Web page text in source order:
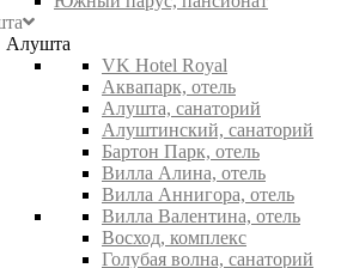
Алушта
VK Hotel Royal
Аквапарк, отель
Алушта, санаторий
Алуштинский, санаторий
Бартон Парк, отель
Вилла Алина, отель
Вилла Аннигора, отель
Вилла Валентина, отель
Восход, комплекс
Голубая волна, санаторий